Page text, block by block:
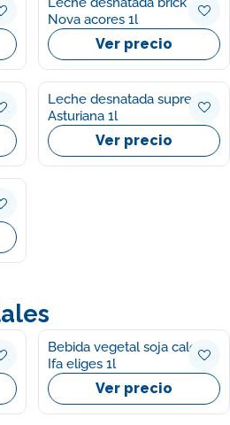
Nova acores 1l
Ver precio
Leche desnatada suprema
Asturiana 1l
Ver precio
Bebida vegetal soja calcio
Ifa eliges 1l
Ver precio